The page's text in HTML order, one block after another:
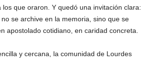
los que oraron. Y quedó una invitación clara:
se archive en la memoria, sino que se
apostolado cotidiano, en caridad concreta.
y cercana, la comunidad de Lourdes